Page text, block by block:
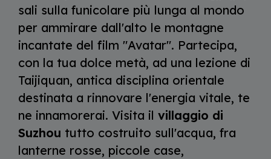
sali sulla funicolare più lunga al mondo
per ammirare dall'alto le montagne
incantate del film "Avatar". Partecipa,
con la tua dolce metà, ad una lezione di
Taijiquan, antica disciplina orientale
destinata a rinnovare l'energia vitale, te
ne innamorerai. Visita il villaggio di
Suzhou tutto costruito sull'acqua, fra
lanterne rosse, piccole case,